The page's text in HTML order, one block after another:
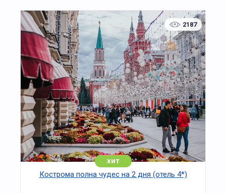
2187
хит
Кострома полна чудес на 2 дня (отель 4*)